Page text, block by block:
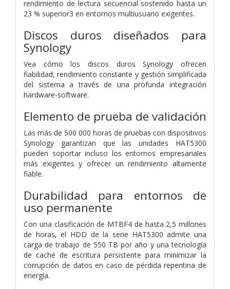
rendimiento de lectura secuencial sostenido hasta un
23 % superior3 en entornos multiusuario exigentes.
Discos duros diseñados para
Synology
Vea cómo los discos duros Synology ofrecen
fiabilidad, rendimiento constante y gestión simplificada
del sistema a través de una profunda integración
hardware-software.
Elemento de prueba de validación
Las más de 500 000 horas de pruebas con dispositivos
Synology garantizan que las unidades HAT5300
pueden soportar incluso los entornos empresariales
más exigentes y ofrecer un rendimiento altamente
fiable.
Durabilidad para entornos de
uso permanente
Con una clasificación de MTBF4 de hasta 2,5 millones
de horas, el HDD de la serie HAT5300 admite una
carga de trabajo de 550 TB por año y una tecnología
de caché de escritura persistente para minimizar la
corrupción de datos en caso de pérdida repentina de
energía.